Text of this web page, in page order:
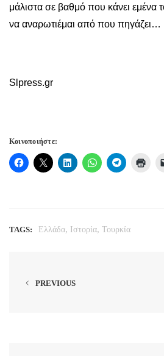
μάλιστα σε βαθμό που κάνει εμένα
να αναρωτιέμαι από που πηγάζει…
Slpress.gr
Κοινοποιήστε:
TAGS: Ελλάδα, Ιστορία, Τουρκία
PREVIOUS